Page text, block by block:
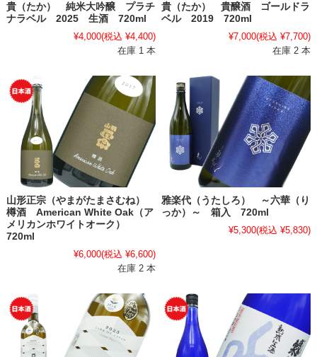
貴（たか） 純米大吟醸 プラチ
ナラベル 2025 生酒 720ml
¥4,000(税込 ¥4,400)
在庫 1 本
貴（たか） 貴醸酒 ゴールドラ
ベル 2019 720ml
¥7,000(税込 ¥7,700)
在庫 2 本
山形正宗（やまがたまさむね）
樽酒 American White Oak（ア
メリカンホワイトオーク）
720ml
¥6,000(税込 ¥6,600)
在庫 2 本
雅楽代（うたしろ） ～六華（り
っか）～ 箱入 720ml
¥5,300(税込 ¥5,830)